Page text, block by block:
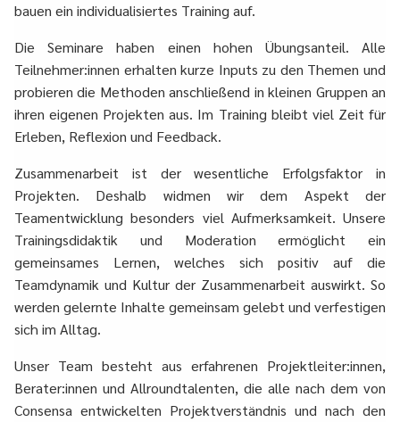
bauen ein individualisiertes Training auf.
Die Seminare haben einen hohen Übungsanteil. Alle
Teilnehmer:innen erhalten kurze Inputs zu den Themen und
probieren die Methoden anschließend in kleinen Gruppen an
ihren eigenen Projekten aus. Im Training bleibt viel Zeit für
Erleben, Reflexion und Feedback.
Zusammenarbeit ist der wesentliche Erfolgsfaktor in
Projekten. Deshalb widmen wir dem Aspekt der
Teamentwicklung besonders viel Aufmerksamkeit. Unsere
Trainingsdidaktik und Moderation ermöglicht ein
gemeinsames Lernen, welches sich positiv auf die
Teamdynamik und Kultur der Zusammenarbeit auswirkt. So
werden gelernte Inhalte gemeinsam gelebt und verfestigen
sich im Alltag.
Unser Team besteht aus erfahrenen Projektleiter:innen,
Berater:innen und Allroundtalenten, die alle nach dem von
Consensa entwickelten Projektverständnis und nach den